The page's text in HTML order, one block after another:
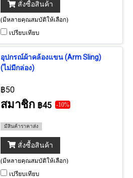
สั่งซื้อสินค้า
(มีหลายคุณสมบัติให้เลือก)
เปรียบเทียบ
อุปกรณ์ผ้าคล้องแขน (Arm Sling)
(ไม่มีกล่อง)
฿50
สมาชิก ฿45 -10%
มีสินค้าราคาส่ง
สั่งซื้อสินค้า
(มีหลายคุณสมบัติให้เลือก)
เปรียบเทียบ